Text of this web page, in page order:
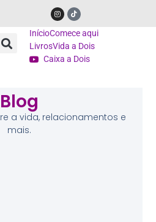
InícioComece aqui
LivrosVida a Dois
Caixa a Dois
Blog
a vida, relacionamentos e
mais.